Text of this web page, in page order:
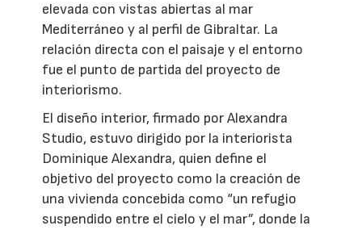
elevada con vistas abiertas al mar
Mediterráneo y al perfil de Gibraltar. La
relación directa con el paisaje y el entorno
fue el punto de partida del proyecto de
interiorismo.
El diseño interior, firmado por Alexandra
Studio, estuvo dirigido por la interiorista
Dominique Alexandra, quien define el
objetivo del proyecto como la creación de
una vivienda concebida como “un refugio
suspendido entre el cielo y el mar”, donde la